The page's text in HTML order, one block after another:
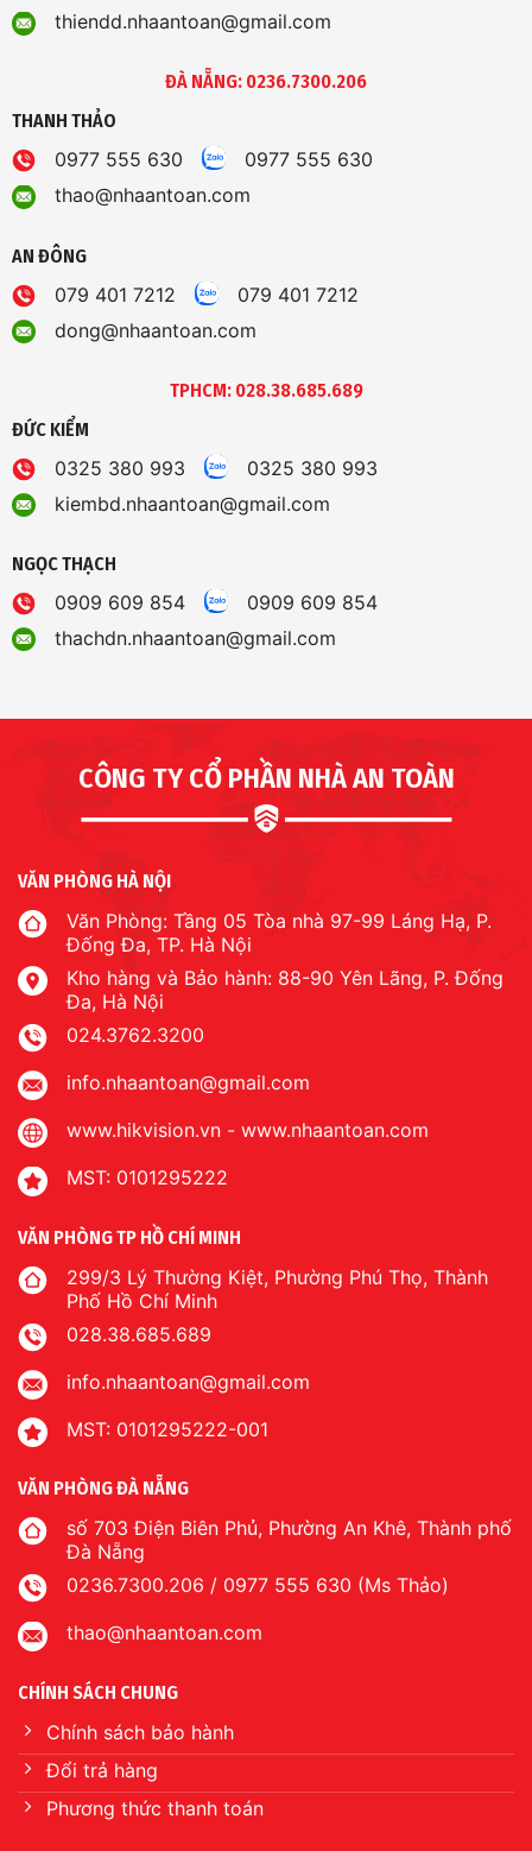
thiendd.nhaantoan@gmail.com
ĐÀ NẴNG: 0236.7300.206
THANH THẢO
0977 555 630
0977 555 630
thao@nhaantoan.com
AN ĐÔNG
079 401 7212
079 401 7212
dong@nhaantoan.com
TPHCM: 028.38.685.689
ĐỨC KIỂM
0325 380 993
0325 380 993
kiembd.nhaantoan@gmail.com
NGỌC THẠCH
0909 609 854
0909 609 854
thachdn.nhaantoan@gmail.com
CÔNG TY CỔ PHẦN NHÀ AN TOÀN
VĂN PHÒNG HÀ NỘI
Văn Phòng: Tầng 05 Tòa nhà 97-99 Láng Hạ, P.
Đống Đa, TP. Hà Nội
Kho hàng và Bảo hành: 88-90 Yên Lãng, P. Đống
Đa, Hà Nội
024.3762.3200
info.nhaantoan@gmail.com
www.hikvision.vn - www.nhaantoan.com
MST: 0101295222
VĂN PHÒNG TP HỒ CHÍ MINH
299/3 Lý Thường Kiệt, Phường Phú Thọ, Thành
Phố Hồ Chí Minh
028.38.685.689
info.nhaantoan@gmail.com
MST: 0101295222-001
VĂN PHÒNG ĐÀ NẴNG
số 703 Điện Biên Phủ, Phường An Khê, Thành phố
Đà Nẵng
0236.7300.206 / 0977 555 630 (Ms Thảo)
thao@nhaantoan.com
CHÍNH SÁCH CHUNG
Chính sách bảo hành
Đổi trả hàng
Phương thức thanh toán